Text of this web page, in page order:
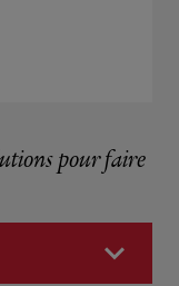
pour faire